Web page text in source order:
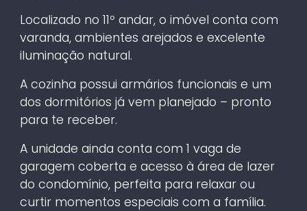
Localizado no 11º andar, o imóvel conta com
varanda, ambientes arejados e excelente
iluminação natural.
A cozinha possui armários funcionais e um
dos dormitórios já vem planejado – pronto
para te receber.
A unidade ainda conta com 1 vaga de
garagem coberta e acesso à área de lazer
do condomínio, perfeita para relaxar ou
curtir momentos especiais com a família.